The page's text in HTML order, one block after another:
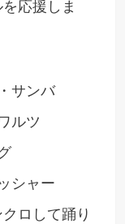
応援しま
サンバ
ルツ
シャー
ロして踊り